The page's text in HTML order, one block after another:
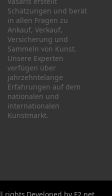
Schätzungen und berät
in allen Fragen zu
Ankauf, Verkauf,
Versicherung und
Sammeln von Kunst.
Unsere Experten
verfügen über
jahrzehntelange
Erfahrungen auf dem
nationalen und
internationalen
Kunstmarkt.